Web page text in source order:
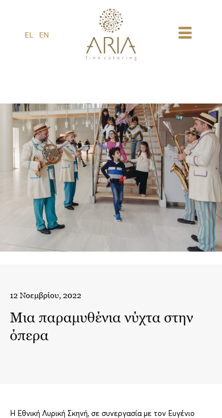
EL EN
12 Νοεμβρίου, 2022
Μια παραμυθένια νύχτα στην
όπερα
Η Εθνική Λυρική Σκηνή, σε συνεργασία με τον Ευγένιο